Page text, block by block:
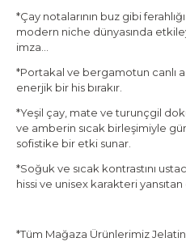
*Çay notalarının buz gibi
modern niche dünyasında
imza…
*Portakal ve bergamotun canlı
enerjik bir his bırakır.
*Yeşil çay, mate ve turunçgil
ve amberin sıcak birleşimiyle
sofistike bir etki sunar.
*Soğuk ve sıcak kontrastını
hissi ve unisex karakteri
*Tüm Mağaza Ürünlerimiz